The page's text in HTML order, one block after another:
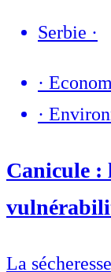
Serbie ·
·
·
Canicule :
La